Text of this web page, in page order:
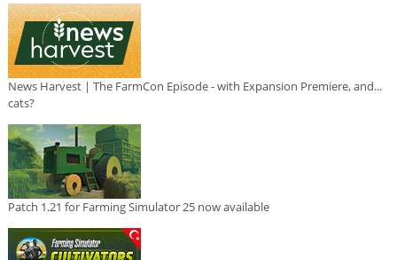
News Harvest | The FarmCon Episode - with Expansion Premiere, and...
cats?
Patch 1.21 for Farming Simulator 25 now available